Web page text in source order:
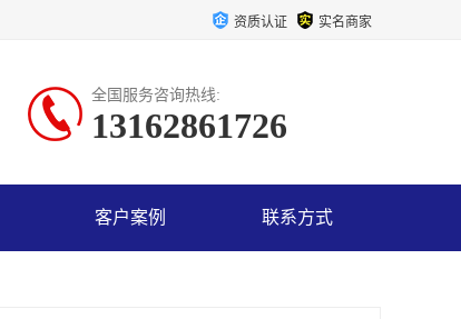
资质认证 实名商家
全国服务咨询热线:
13162861726
客户案例 联系方式